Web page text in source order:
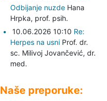
Odbijanje nuzde Hana
Hrpka, prof. psih.
10.06.2026 10:10 Re:
Herpes na usni Prof. dr.
sc. Milivoj Jovančević, dr.
med.
Naše preporuke: